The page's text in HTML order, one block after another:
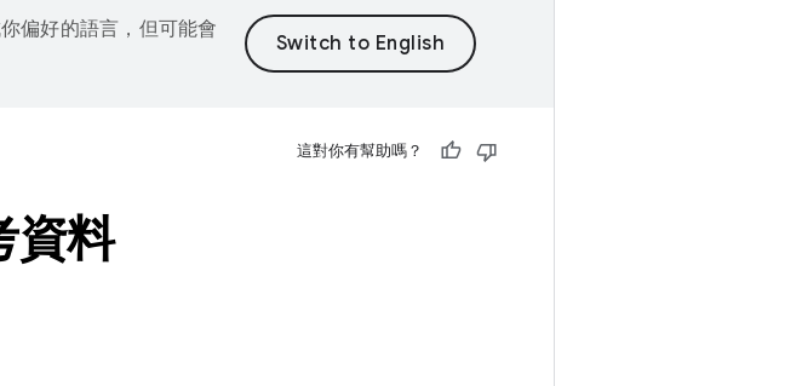
偏好的語言，但可能會
這對你有幫助嗎？
資料